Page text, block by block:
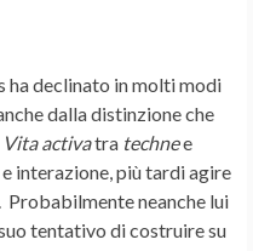
ha declinato in molti modi
dalla distinzione che
Vita activatra technee
interazione, più tardi agire
neanche lui
tentativo di costruire su